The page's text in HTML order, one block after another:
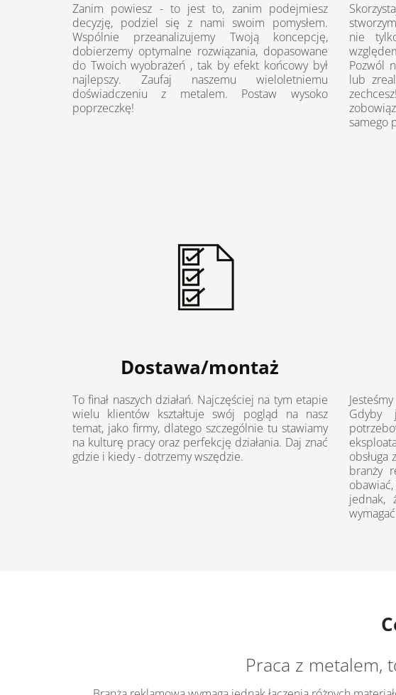
Zanim powiesz - to jest to, zanim podejmiesz
decyzję, podziel się z nami swoim pomysłem.
Wspólnie przeanalizujemy Twoją koncepcję,
dobierzemy optymalne rozwiązania, dopasowane
do Twoich wyobrażeń , tak by efekt końcowy był
najlepszy. Zaufaj naszemu wieloletniemu
doświadczeniu z metalem. Postaw wysoko
poprzeczkę!
nie
Pozwól
lub
samego
Dostawa/montaż
To finał naszych działań. Najczęściej na tym etapie
wielu klientów kształtuje swój pogląd na nasz
temat, jako firmy, dlatego szczególnie tu stawiamy
na kulturę pracy oraz perfekcję działania. Daj znać
gdzie i kiedy - dotrzemy wszędzie.
Gdyby
obsługa
branży
jednak,
Praca z metalem,